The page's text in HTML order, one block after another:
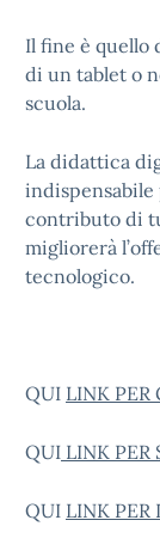
Il fine è quello
di un tablet o
scuola.
La didattica
contributo di
migliorerà
tecnologico.
QUI LINK PER
QUI LINK PER
QUI LINK PER